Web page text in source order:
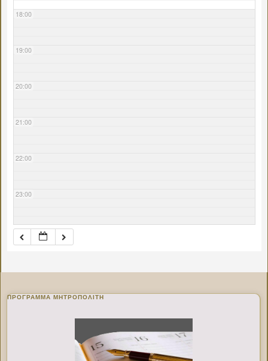
18:00
19:00
20:00
21:00
22:00
23:00
ΠΡΌΓΡΑΜΜΑ ΜΗΤΡΟΠΟΛΊΤΗ